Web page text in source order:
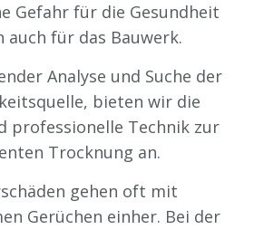
Gefahr für die Gesundheit
auch für das Bauwerk.
Analyse und Suche der
bieten wir die
professionelle Technik zur
Trocknung an.
gehen oft mit
Gerüchen einher. Bei der